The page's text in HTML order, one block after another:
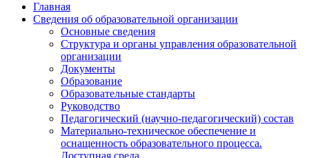
Главная
Сведения об образовательной организации
Основные сведения
Структура и органы управления образовательной
организации
Документы
Образование
Образовательные стандарты
Руководство
Педагогический (научно-педагогический) состав
Материально-техническое обеспечение и
оснащенность образовательного процесса.
Доступная среда